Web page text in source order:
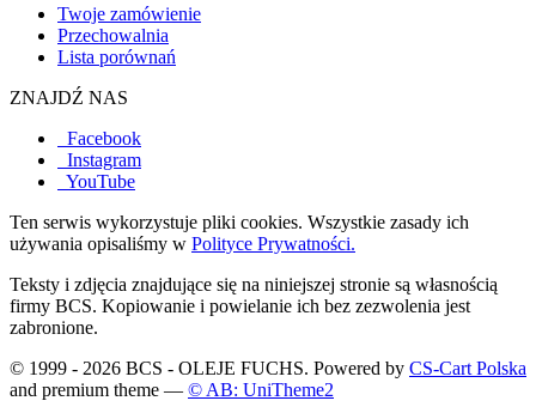
Twoje zamówienie
Przechowalnia
Lista porównań
ZNAJDŹ NAS
Facebook
Instagram
YouTube
Ten serwis wykorzystuje pliki cookies. Wszystkie zasady ich
używania opisaliśmy w Polityce Prywatności.
Teksty i zdjęcia znajdujące się na niniejszej stronie są własnością
firmy BCS. Kopiowanie i powielanie ich bez zezwolenia jest
zabronione.
© 1999 - 2026 BCS - OLEJE FUCHS. Powered by CS-Cart Polska
and premium theme — © AB: UniTheme2